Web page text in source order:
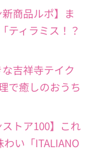
商品ルポ】ま
ティラミス！？
吉祥寺テイク
で癒しのおうち
トア100】これ
い「ITALIANO